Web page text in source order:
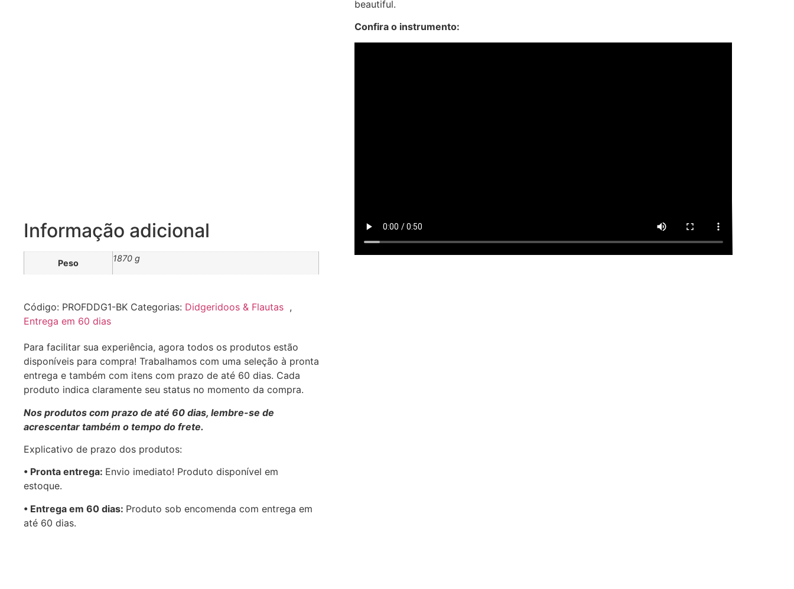
Informação adicional
Peso 1870 g
Código: PROFDDG1-BK Categorias: Didgeridoos & Flautas ,
Entrega em 60 dias
Para facilitar sua experiência, agora todos os produtos estão
disponíveis para compra! Trabalhamos com uma seleção à pronta
entrega e também com itens com prazo de até 60 dias. Cada
produto indica claramente seu status no momento da compra.
Nos produtos com prazo de até 60 dias, lembre-se de
acrescentar também o tempo do frete.
Explicativo de prazo dos produtos:
•⁠ ⁠Pronta entrega: Envio imediato! Produto disponível em
estoque.
•⁠ Entrega em 60 dias: Produto sob encomenda com entrega em
até 60 dias.
beautiful.
Confira o instrumento: